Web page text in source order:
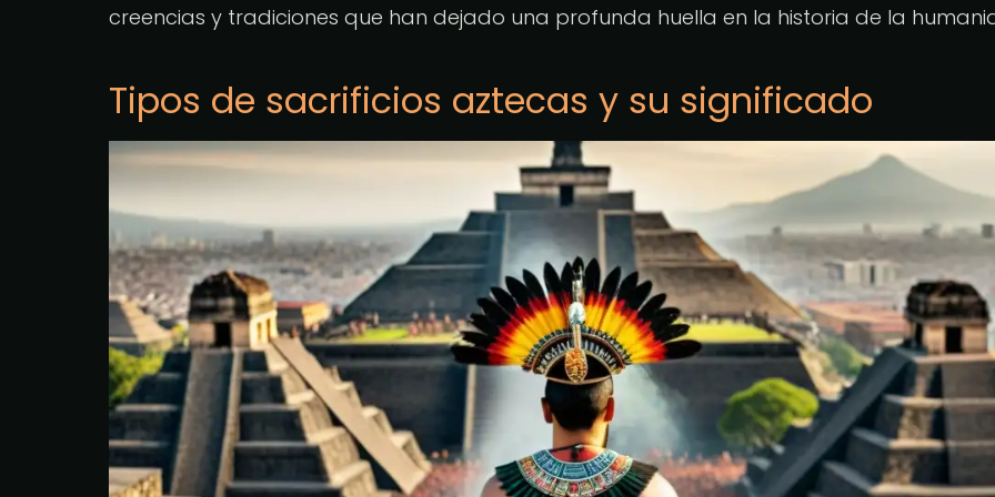
creencias y tradiciones que han dejado una profunda huella en la historia de la
Tipos de sacrificios aztecas y su significado